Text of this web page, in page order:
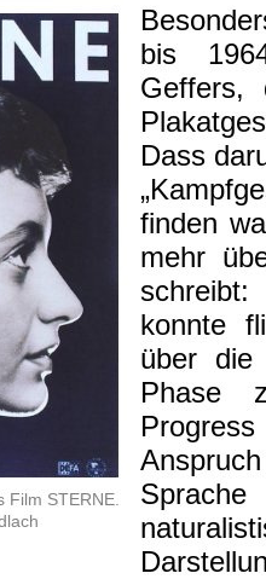
Film STERNE.
bis
Geffers,
Dass
finden
mehr
schreibt:
konnte
über die
Phase